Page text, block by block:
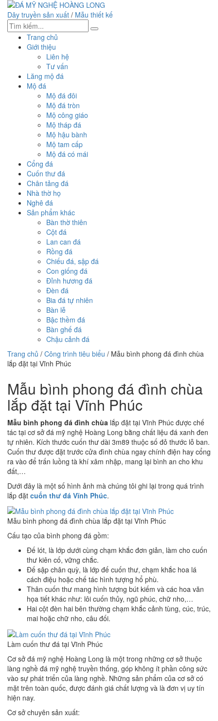
Dây truyền sản xuất / Mẫu thiết kế
Trang chủ
Giới thiệu
Liên hệ
Tư vấn
Lăng mộ đá
Mộ đá
Mộ đá đôi
Mộ đá tròn
Mộ công giáo
Mộ tháp đá
Mộ hậu bành
Mộ tam cấp
Mộ đá có mái
Cổng đá
Cuốn thư đá
Chân tảng đá
Nhà thờ họ
Nghê đá
Sản phẩm khác
Bàn thờ thiên
Cột đá
Lan can đá
Rồng đá
Chiếu đá, sập đá
Con giống đá
Đỉnh hương đá
Đèn đá
Bia đá tự nhiên
Bàn lễ
Bậc thềm đá
Bàn ghế đá
Chậu cảnh đá
Trang chủ / Công trình tiêu biểu / Mẫu bình phong đá đình chùa
lắp đặt tại Vĩnh Phúc
Mẫu bình phong đá đình chùa
lắp đặt tại Vĩnh Phúc
Mẫu bình phong đá đình chùa lắp đặt tại Vĩnh Phúc được chế
tác tại cơ sở đá mỹ nghệ Hoàng Long bằng chất liệu đá xanh đen
tự nhiên. Kích thước cuốn thư dài 3m89 thuộc số đỏ thước lỗ ban.
Cuốn thư được đặt trước cửa đình chùa ngay chính điện hay cổng
ra vào để trấn luồng tà khí xâm nhập, mang lại bình an cho khu
đất,…
Dưới đây là một số hình ảnh mà chúng tôi ghi lại trong quá trình
lắp đặt cuốn thư đá Vĩnh Phúc.
Mẫu bình phong đá đình chùa lắp đặt tại Vĩnh Phúc
Cấu tạo của bình phong đá gồm:
Đế lót, là lớp dưới cùng chạm khắc đơn giản, làm cho cuốn
thư kiên cố, vững chắc.
Đế sập chân quỳ, là lớp đế cuốn thư, chạm khắc hoa lá
cách điệu hoặc chế tác hình tượng hổ phù.
Thân cuốn thư mang hình tượng bút kiếm và các hoa văn
họa tiết khác như: lôi cuốn thủy, ngũ phúc, chữ nho,…
Hai cột đèn hai bên thường chạm khắc cảnh tùng, cúc, trúc,
mai hoặc chữ nho, câu đối.
Làm cuốn thư đá tại Vĩnh Phúc
Cơ sở đá mỹ nghệ Hoàng Long là một trong những cơ sở thuộc
làng nghề đá mỹ nghệ truyền thống, góp không ít phần công sức
vào sự phát triển của làng nghề. Những sản phẩm của cơ sở có
mặt trên toàn quốc, được đánh giá chất lượng và là đơn vị uy tín
hiện nay.
Cơ sở chuyên sản xuất: